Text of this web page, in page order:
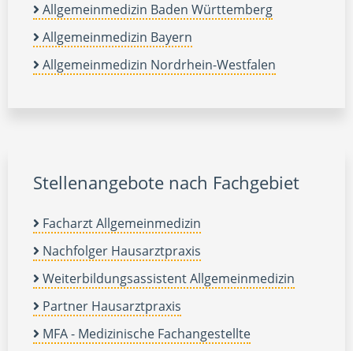
Allgemeinmedizin Baden Württemberg
Allgemeinmedizin Bayern
Allgemeinmedizin Nordrhein-Westfalen
Stellenangebote nach Fachgebiet
Facharzt Allgemeinmedizin
Nachfolger Hausarztpraxis
Weiterbildungsassistent Allgemeinmedizin
Partner Hausarztpraxis
MFA - Medizinische Fachangestellte